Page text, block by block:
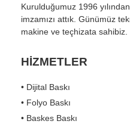
Kurulduğumuz 1996
imzamızı attık. Günümüz
makine ve teçhizata sahibiz.
HİZMETLER
• Dijital Baskı
• Folyo Baskı
• Baskes Baskı